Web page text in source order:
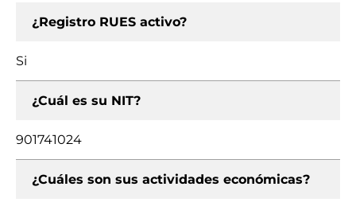
¿Registro RUES activo?
Si
¿Cuál es su NIT?
901741024
¿Cuáles son sus actividades económicas?